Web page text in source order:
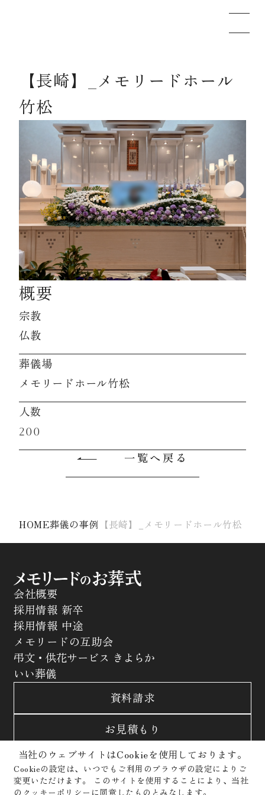
メモリードのお葬式について
葬儀の流れ
事例
施設案内
お知らせ
資料請求
お問合わせ
【長崎】_メモリードホール
竹松
概要
宗教
仏教
葬儀場
メモリードホール竹松
人数
200
一覧へ戻る
HOME葬儀の事例 【長崎】_メモリードホール竹松
会社概要
採用情報 新卒
採用情報 中途
メモリードの互助会
弔文・供花サービス きよらか
いい葬儀
資料請求
お見積もり
お問合わせ
サイトポリシー
プライバシーポリシー
当社のウェブサイトはCookieを使用しております。
Cookieの設定は、いつでもご利用のブラウザの設定によりご
変更いただけます。
このサイトを使用することにより、当社
のクッキーポリシーに同意したものとみなします。